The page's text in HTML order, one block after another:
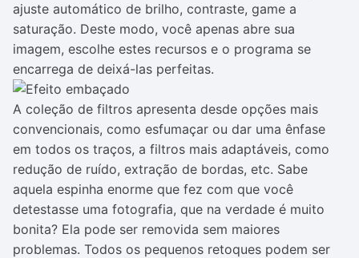
ajuste automático de brilho, contraste, game a
saturação. Deste modo, você apenas abre sua
imagem, escolhe estes recursos e o programa se
encarrega de deixá-las perfeitas.
A coleção de filtros apresenta desde opções mais
convencionais, como esfumaçar ou dar uma ênfase
em todos os traços, a filtros mais adaptáveis, como
redução de ruído, extração de bordas, etc. Sabe
aquela espinha enorme que fez com que você
detestasse uma fotografia, que na verdade é muito
bonita? Ela pode ser removida sem maiores
problemas. Todos os pequenos retoques podem ser